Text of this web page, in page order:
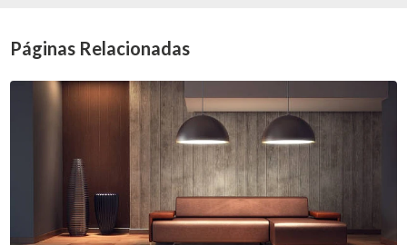
Páginas Relacionadas